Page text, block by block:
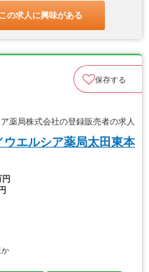
この求人に興味がある
保存する
薬局株式会社の登録販売者の求人
エルシア薬局太田東本